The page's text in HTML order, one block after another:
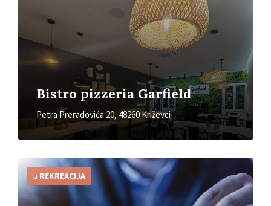
Bistro pizzeria Garfield
Petra Preradovića 20, 48260 Križevci
u REKREACIJA
Detaljnije